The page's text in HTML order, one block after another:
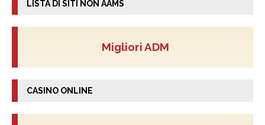
LISTA DI SITI NON AAMS
Migliori ADM
CASINO ONLINE